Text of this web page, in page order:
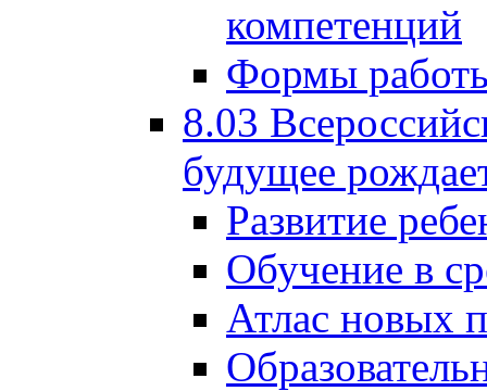
компетенций
Формы
8.03
будущее
Развитие
Обучение в
Атлас новых